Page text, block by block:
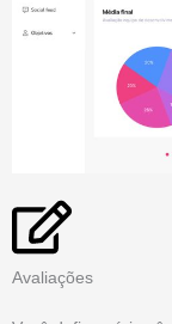
Avaliações